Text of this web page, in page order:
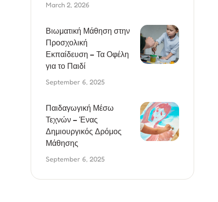
March 2, 2026
Βιωματική Μάθηση στην
Προσχολική
Εκπαίδευση – Τα Οφέλη
για το Παιδί
September 6, 2025
Παιδαγωγική Μέσω
Τεχνών – Ένας
Δημιουργικός Δρόμος
Μάθησης
September 6, 2025